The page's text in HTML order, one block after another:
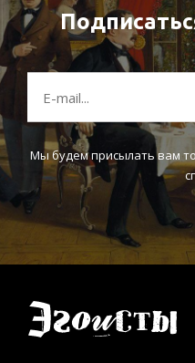
Мы будем присылать вам